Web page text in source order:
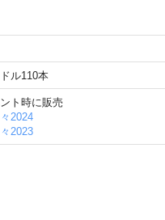
ル110本
ト時に販売
2024
2023